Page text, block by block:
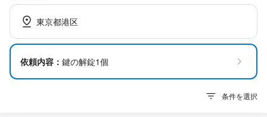
東京都港区
依頼内容： 鍵の解錠1個
条件を選択